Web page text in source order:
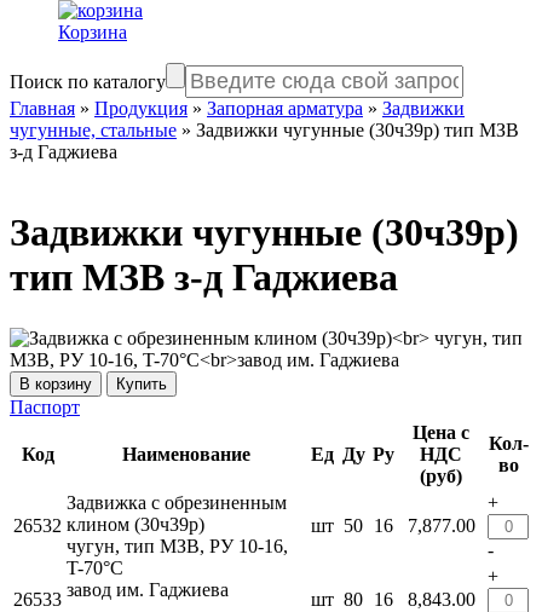
Корзина
Поиск по каталогу
Главная » Продукция » Запорная арматура » Задвижки
чугунные, стальные » Задвижки чугунные (30ч39р) тип МЗВ
з-д Гаджиева
Задвижки чугунные (30ч39р)
тип МЗВ з-д Гаджиева
Купить
Паспорт
Код Наименование Ед Ду Ру
Цена с
НДС
(руб)
Кол-
во
26532
Задвижка с обрезиненным
клином (30ч39р)
чугун, тип МЗВ, РУ 10-16,
T-70°С
завод им. Гаджиева
шт 50 16 7,877.00
+
-
26533 шт 80 16 8,843.00
+